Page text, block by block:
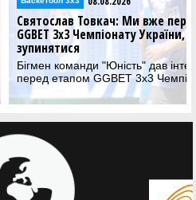
перемогли у трьох турах
але не збираємося
інтерв'ю пресслужбі ФБУ
України.